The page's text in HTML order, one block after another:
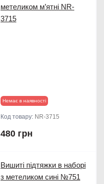
метеликом м’ятні NR-
3715
Немає в наявності
Код товару: NR-3715
480 грн
Вишиті підтяжки в наборі
з метеликом сині №751